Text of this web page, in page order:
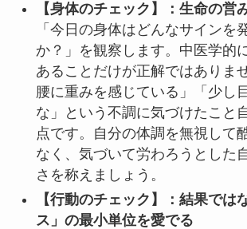
【身体のチェック】：生命の営
「今日の身体はどんなサインを
か？」を観察します。中医学的
あることだけが正解ではありま
腰に重みを感じている」「少し
な」という不調に気づけたこと
点です。自分の体調を無視して
なく、気づいて労わろうとした
さを称えましょう。
【行動のチェック】：結果では
ス」の最小単位を愛でる